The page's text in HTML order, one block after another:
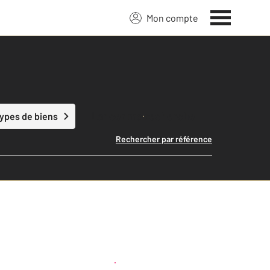
Mon compte
de biens Lancer ma recherche
Rechercher par référence
Créer une alerte